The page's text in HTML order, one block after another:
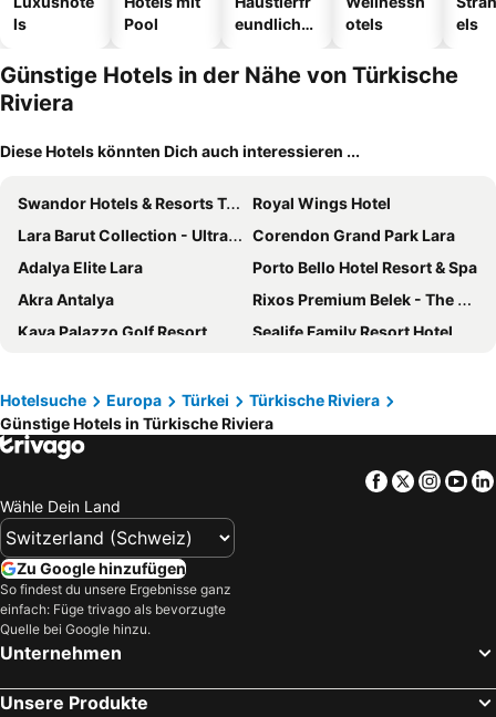
ls
Pool
eundliche
otels
els
Günstige Hotels in der Nähe von Türkische
Riviera
Diese Hotels könnten Dich auch interessieren ...
Swandor Hotels & Resorts Topkapi Palace
Royal Wings Hotel
Lara Barut Collection - Ultra All Inclusive
Corendon Grand Park Lara
Adalya Elite Lara
Porto Bello Hotel Resort & Spa
Akra Antalya
Rixos Premium Belek - The Land of Legends Access
Kaya Palazzo Golf Resort
Sealife Family Resort Hotel
Holiday Inn Antalya - Lara By Ihg
DoubleTree by Hilton Antalya City Centre
Voyage Belek Golf & Spa
The Land of Legends Kingdom
Selectum Family Comfort Side
Megasaray Westbeach Antalya
Vogue Hotel Supreme Bodrum
Alan Xafira Deluxe Resort & Spa-ULTRA ALL INCLUSIVE
Rixos Downtown Antalya - The Land Of Legends Access
Lykia Botanika Beach & Fun Club
Güral Premier Belek
Ramada Resort By Wyndham Lara
Barut Hemera - Ultra All Inclusive
Hotelsuche Europa Türkei
Türkische Riviera
Günstige Hotels in Türkische Riviera
Facebook
Twitter
Wähle Dein Land
Zu Google hinzufügen
So findest du unsere Ergebnisse ganz
einfach: Füge trivago als bevorzugte
Quelle bei Google hinzu.
Unternehmen
Unsere Produkte